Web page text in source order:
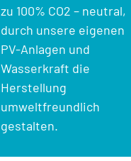
zu 100% CO2 – neutral,
durch unsere eigenen
PV-Anlagen und
Wasserkraft die
Herstellung
umweltfreundlich
gestalten.